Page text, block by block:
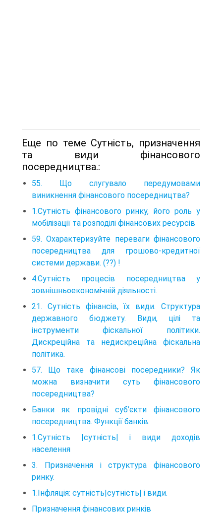
Еще по теме Сутність, призначення
та види фінансового
посередництва.:
55. Що слугувало передумовами
виникнення фінансового посередництва?
1.Сутність фінансового ринку, його роль у
мобілізації та розподілі фінансових ресурсів
59. Охарактеризуйте переваги фінансового
посередництва для грошово-кредитної
системи держави. (??) !
4.Сутність процесів посередництва у
зовнішньоекономічній діяльності.
21. Сутність фінансів, їх види. Структура
державного бюджету. Види, цілі та
інструменти фіскальної політики.
Дискреційна та недискреційна фіскальна
політика.
57. Що таке фінансові посередники? Як
можна визначити суть фінансового
посередництва?
Банки як провідні суб’єкти фінансового
посередництва. Функції банків.
1.Сутність |сутність| і види доходів
населення
3. Призначення і структура фінансового
ринку.
1.Інфляція: сутність|сутність| і види.
Призначення фінансових ринків